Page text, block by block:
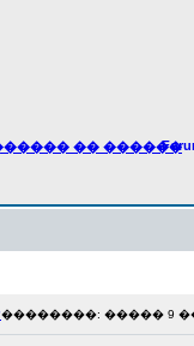
��������: ����� 9 ���